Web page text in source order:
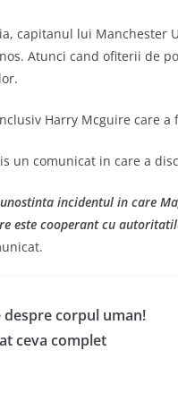
capitanul lui
Atunci cand ofiterii de
Harry Mcguire care
un comunicat in care a
incidentul in care
este cooperant cu
corpul uman!
ceva complet